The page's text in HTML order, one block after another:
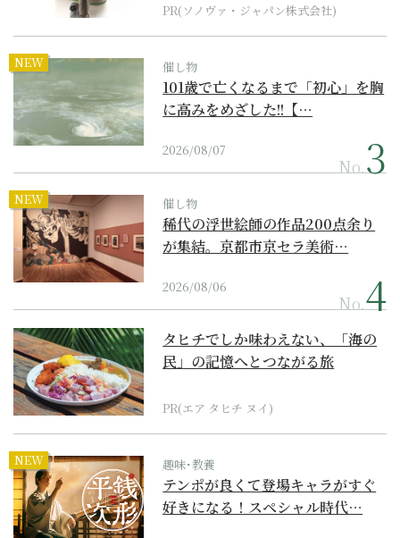
PR(ソノヴァ・ジャパン株式会社)
NEW 催し物
101歳で亡くなるまで「初心」を胸
に高みをめざした!!【…
2026/08/07
No.
NEW 催し物
稀代の浮世絵師の作品200点余り
が集結。京都市京セラ美術…
2026/08/06
No.
タヒチでしか味わえない、「海の
民」の記憶へとつながる旅
PR(エア タヒチ ヌイ)
NEW 趣味･教養
テンポが良くて登場キャラがすぐ
好きになる！スペシャル時代…